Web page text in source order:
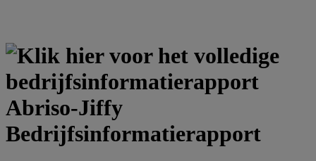
Abriso-Jiffy
Bedrijfsinformatierapport